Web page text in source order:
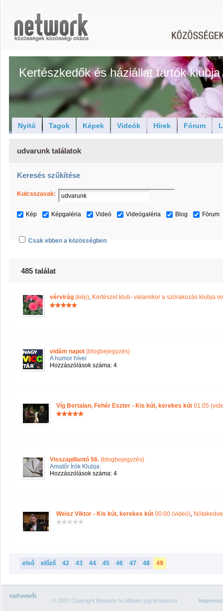
Kertészkedők és háziállat tartók klubja
Nyitó Tagok Képek Videók Hírek Fórum
udvarunk találatok
Keresés szűkítése
Kulcsszavak:
Kép Képgaléria Videó Videógaléria Blog Fórum
Csak ebben a közösségben
485 találat
vérvirág (kép), Kertészet klub- valamikor a szórakozás klubja
vidám napot (blogbejegyzés)
A humor hívei
Hozzászólások száma: 4
Víg Bertalan, Fehér Eszter - Kis kút, kerekes kút 01:05
Visszapillantó 56. (blogbejegyzés)
Amatőr Írók Klubja
Hozzászólások száma: 4
Weisz Viktor - Kis kút, kerekes kút 00:00 (videó),
első előző 42 43 44 45 46 47 48 49
© 2007 Copyright Network.hu Minden jog fenntartva.